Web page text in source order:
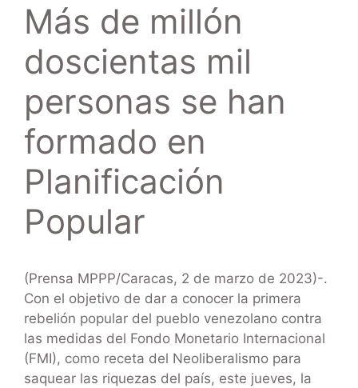
Más de millón
doscientas mil
personas se han
formado en
Planificación
Popular
(Prensa MPPP/Caracas, 2 de marzo de 2023)-.
Con el objetivo de dar a conocer la primera
rebelión popular del pueblo venezolano contra
las medidas del Fondo Monetario Internacional
(FMI), como receta del Neoliberalismo para
saquear las riquezas del país, este jueves, la